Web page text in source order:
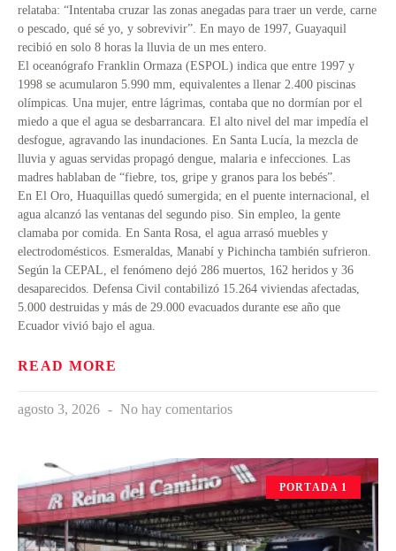
relataba: “Intentaba cruzar las zonas anegadas para traer un verde, carne
o pescado, qué sé yo, y sobrevivir”. En mayo de 1997, Guayaquil
recibió en solo 8 horas la lluvia de un mes entero.
El oceanógrafo Franklin Ormaza (ESPOL) indica que entre 1997 y
1998 se acumularon 5.990 mm, equivalentes a llenar 2.400 piscinas
olímpicas. Una mujer, entre lágrimas, contaba que no dormían por el
miedo a que el agua se desbarrancara. El alto nivel del mar impedía el
desfogue, agravando las inundaciones. En Santa Lucía, la mezcla de
lluvia y aguas servidas propagó dengue, malaria e infecciones. Las
madres hablaban de “fiebre, tos, gripe y granos para los bebés”.
En El Oro, Huaquillas quedó sumergida; en el puente internacional, el
agua alcanzó las ventanas del segundo piso. Sin empleo, la gente
clamaba por comida. En Santa Rosa, el agua arrasó muebles y
electrodomésticos. Esmeraldas, Manabí y Pichincha también sufrieron.
Según la CEPAL, el fenómeno dejó 286 muertos, 162 heridos y 36
desaparecidos. Defensa Civil contabilizó 15.264 viviendas afectadas,
5.000 destruidas y más de 29.000 evacuados durante ese año que
Ecuador vivió bajo el agua.
READ MORE
agosto 3, 2026 No hay comentarios
PORTADA 1